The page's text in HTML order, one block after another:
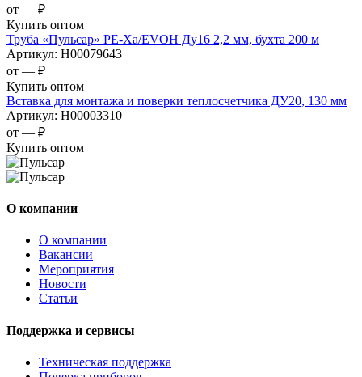
от — ₽
Купить оптом
Труба «Пульсар» РЕ-Ха/EVOH Ду16 2,2 мм, бухта 200 м
Артикул: Н00079643
от — ₽
Купить оптом
Вставка для монтажа и поверки теплосчетчика ДУ20, 130 мм
Артикул: Н00003310
от — ₽
Купить оптом
О компании
О компании
Вакансии
Мероприятия
Новости
Статьи
Поддержка и сервисы
Техническая поддержка